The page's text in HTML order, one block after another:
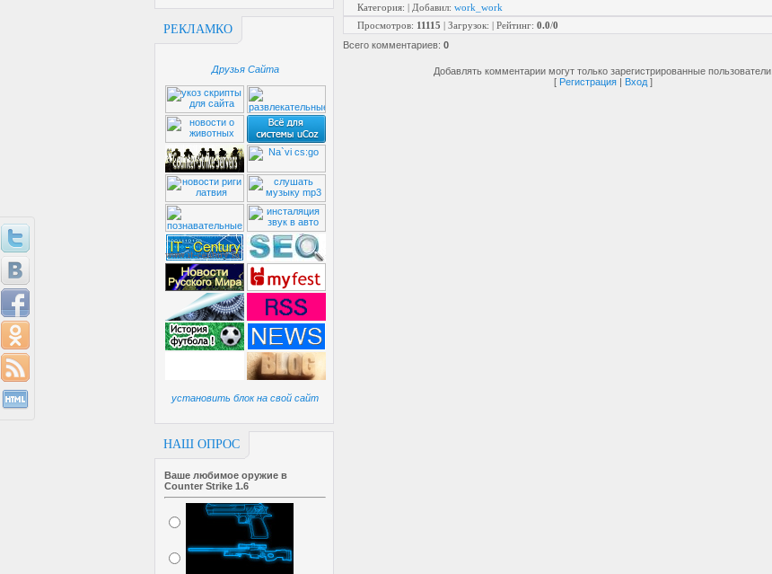
РЕКЛАМКО
Друзья Сайта
установить блок на свой сайт
НАШ ОПРОС
Ваше любимое оружие в
Counter Strike 1.6
Категория: | Добавил: work_work
Просмотров: 11115 | Загрузок: | Рейтинг: 0.0/0
Всего комментариев: 0
Добавлять комментарии могут только зарегистрированные пользователи.
[ Регистрация | Вход ]